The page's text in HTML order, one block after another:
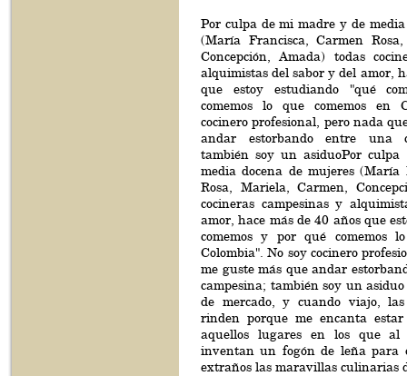
Por culpa de mi madre y de
(María Francisca, Carmen
Concepción, Amada) todas
alquimistas del sabor y del amor,
que estoy estudiando "qué
comemos lo que comemos en
cocinero profesional, pero nada
andar estorbando entre una
también soy un asiduoPor
media docena de mujeres (María
Rosa, Mariela, Carmen,
cocineras campesinas y
amor, hace más de 40 años que
comemos y por qué comemos
Colombia". No soy cocinero
me guste más que andar
campesina; también soy un
de mercado, y cuando viajo,
rinden porque me encanta
aquellos lugares en los que al
inventan un fogón de leña para
extraños las maravillas culinarias